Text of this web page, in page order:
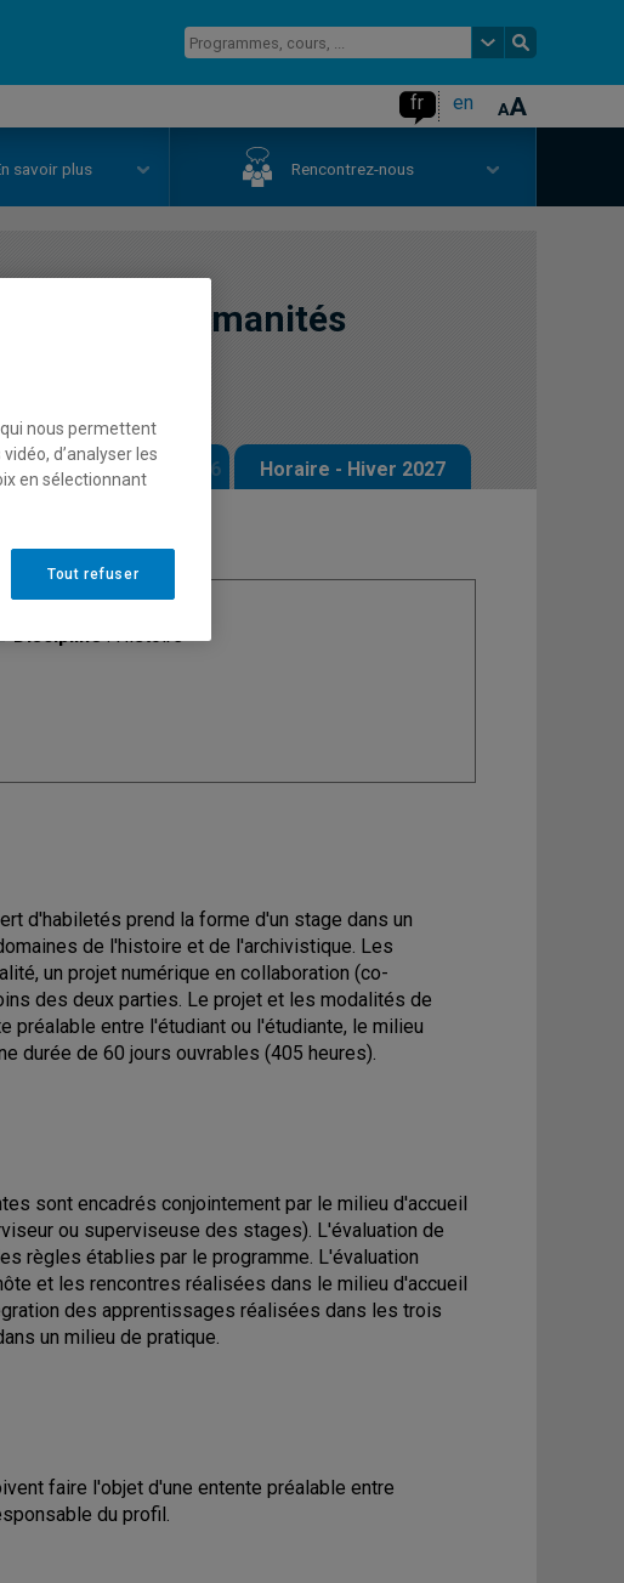
fr en
savoir plus Rencontrez-nous
histoire et humanités
Horaire - Automne 2026 Horaire - Hiver 2027
Discipline: Histoire
d'habiletés prend la forme d'un stage dans un
de l'histoire et de l'archivistique. Les
un projet numérique en collaboration (co-
des deux parties. Le projet et les modalités de
préalable entre l'étudiant ou l'étudiante, le milieu
durée de 60 jours ouvrables (405 heures).
sont encadrés conjointement par le milieu d'accueil
ou superviseuse des stages). L'évaluation de
règles établies par le programme. L'évaluation
et les rencontres réalisées dans le milieu d'accueil
des apprentissages réalisées dans les trois
un milieu de pratique.
faire l'objet d'une entente préalable entre
du profil.
nous permettent
d’analyser les
en sélectionnant
Tout refuser